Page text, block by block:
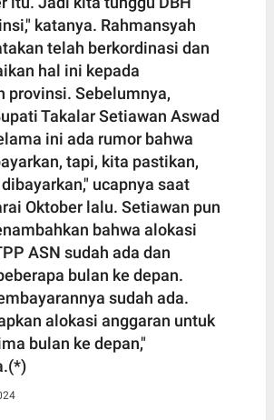
katanya. Rahmansyah
telah berkordinasi dan
hal ini kepada
provinsi. Sebelumnya,
Takalar Setiawan Aswad
ini ada rumor bahwa
tapi, kita pastikan,
ucapnya saat
Oktober lalu. Setiawan pun
bahwa alokasi
ASN sudah ada dan
bulan ke depan.
sudah ada.
alokasi anggaran untuk
bulan ke depan,"